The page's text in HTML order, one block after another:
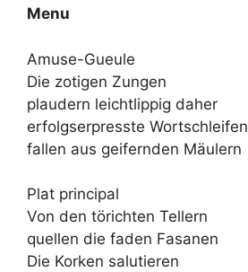
Menu
Amuse-Gueule
Die zotigen Zungen
plaudern leichtlippig daher
erfolgserpresste Wortschleifen
fallen aus geifernden Mäulern
Plat principal
Von den törichten Tellern
quellen die faden Fasanen
Die Korken salutieren